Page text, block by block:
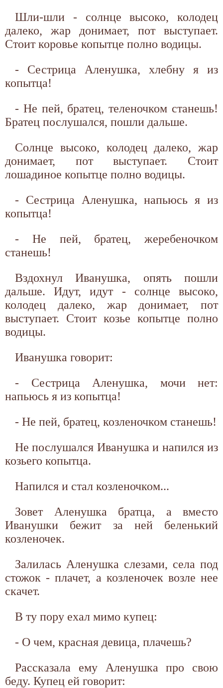
Шли-шли - солнце высоко, колодец
далеко, жар донимает, пот выступает.
Стоит коровье копытце полно водицы.
- Сестрица Аленушка, хлебну я из
копытца!
- Не пей, братец, теленочком станешь!
Братец послушался, пошли дальше.
Солнце высоко, колодец далеко, жар
донимает, пот выступает. Стоит
лошадиное копытце полно водицы.
- Сестрица Аленушка, напьюсь я из
копытца!
- Не пей, братец, жеребеночком
станешь!
Вздохнул Иванушка, опять пошли
дальше. Идут, идут - солнце высоко,
колодец далеко, жар донимает, пот
выступает. Стоит козье копытце полно
водицы.
Иванушка говорит:
- Сестрица Аленушка, мочи нет:
напьюсь я из копытца!
- Не пей, братец, козленочком станешь!
Не послушался Иванушка и напился из
козьего копытца.
Напился и стал козленочком...
Зовет Аленушка братца, а вместо
Иванушки бежит за ней беленький
козленочек.
Залилась Аленушка слезами, села под
стожок - плачет, а козленочек возле нее
скачет.
В ту пору ехал мимо купец:
- О чем, красная девица, плачешь?
Рассказала ему Аленушка про свою
беду. Купец ей говорит: